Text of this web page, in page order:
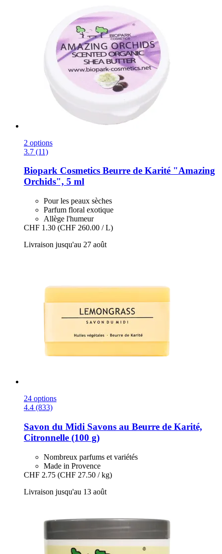
2 options
3.7 (11)
Biopark Cosmetics Beurre de Karité "Amazing
Orchids", 5 ml
Pour les peaux sèches
Parfum floral exotique
Allège l'humeur
CHF 1.30 (CHF 260.00 / L)
Livraison jusqu'au 27 août
24 options
4.4 (833)
Savon du Midi Savons au Beurre de Karité,
Citronnelle (100 g)
Nombreux parfums et variétés
Made in Provence
CHF 2.75 (CHF 27.50 / kg)
Livraison jusqu'au 13 août